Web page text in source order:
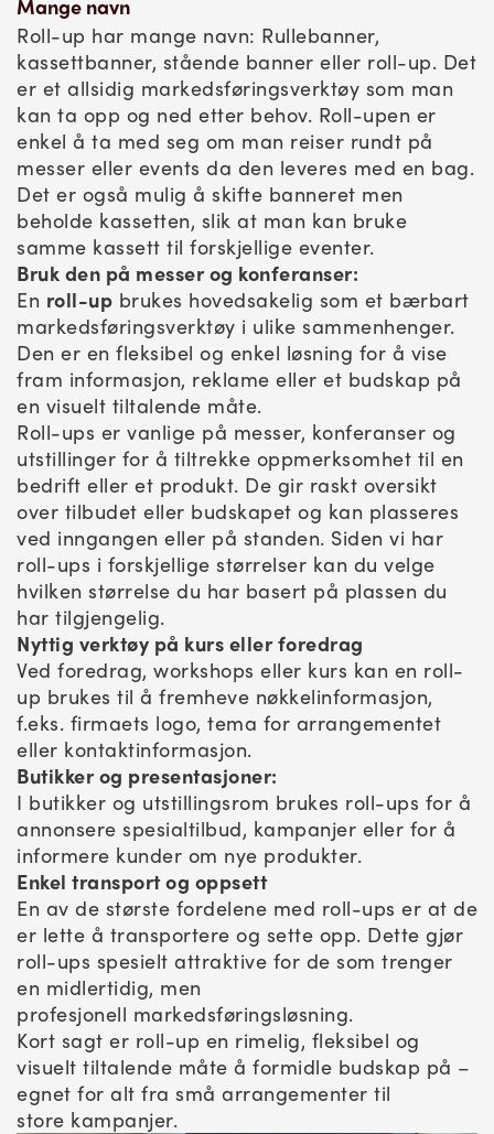
Mange navn
Roll-up har mange navn: Rullebanner,
kassettbanner, stående banner eller roll-up. Det
er et allsidig markedsføringsverktøy som man
kan ta opp og ned etter behov. Roll-upen er
enkel å ta med seg om man reiser rundt på
messer eller events da den leveres med en bag.
Det er også mulig å skifte banneret men
beholde kassetten, slik at man kan bruke
samme kassett til forskjellige eventer.
Bruk den på messer og konferanser:
En roll-up brukes hovedsakelig som et bærbart
markedsføringsverktøy i ulike sammenhenger.
Den er en fleksibel og enkel løsning for å vise
fram informasjon, reklame eller et budskap på
en visuelt tiltalende måte.
Roll-ups er vanlige på messer, konferanser og
utstillinger for å tiltrekke oppmerksomhet til en
bedrift eller et produkt. De gir raskt oversikt
over tilbudet eller budskapet og kan plasseres
ved inngangen eller på standen. Siden vi har
roll-ups i forskjellige størrelser kan du velge
hvilken størrelse du har basert på plassen du
har tilgjengelig.
Nyttig verktøy på kurs eller foredrag
Ved foredrag, workshops eller kurs kan en roll-
up brukes til å fremheve nøkkelinformasjon,
f.eks. firmaets logo, tema for arrangementet
eller kontaktinformasjon.
Butikker og presentasjoner:
I butikker og utstillingsrom brukes roll-ups for å
annonsere spesialtilbud, kampanjer eller for å
informere kunder om nye produkter.
Enkel transport og oppsett
En av de største fordelene med roll-ups er at de
er lette å transportere og sette opp. Dette gjør
roll-ups spesielt attraktive for de som trenger
en midlertidig, men
profesjonell markedsføringsløsning.
Kort sagt er roll-up en rimelig, fleksibel og
visuelt tiltalende måte å formidle budskap på –
egnet for alt fra små arrangementer til
store kampanjer.